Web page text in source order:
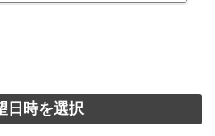
日時を選択